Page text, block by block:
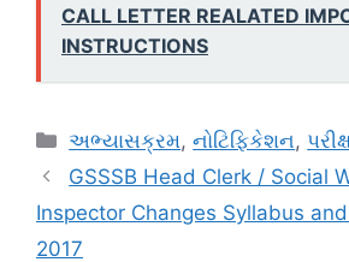
CALL LETTER REALATED
INSTRUCTIONS
Categories
અભ્યાસક્રમ,નોટિફિકેશન,
GSSSB Head Clerk / Social
Inspector Changes Syllabus
2017